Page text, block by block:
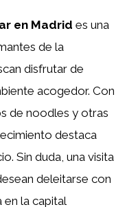
en Madrid es una
de la
disfrutar de
acogedor. Con
de noodles y otras
destaca
Sin duda, una visita
deleitarse con
en la capital